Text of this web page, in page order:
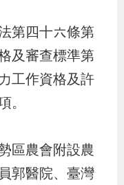
第四十六條第
及審查標準第
工作資格及許
。
區農會附設農
郭醫院、臺灣